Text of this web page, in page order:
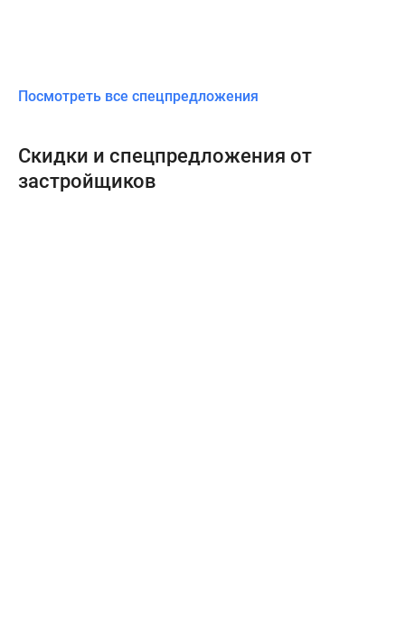
Посмотреть все спецпредложения
Скидки и спецпредложения от
застройщиков